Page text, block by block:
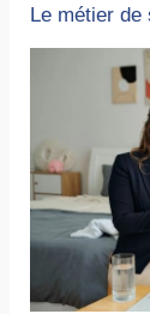
Le métier de